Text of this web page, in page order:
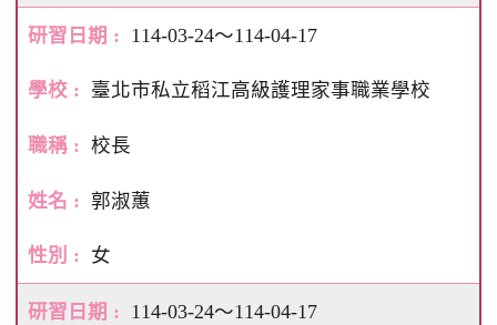
114-03-24～114-04-17
臺北市私立稻江高級護理家事職業學校
校長
郭淑蕙
女
114-03-24～114-04-17